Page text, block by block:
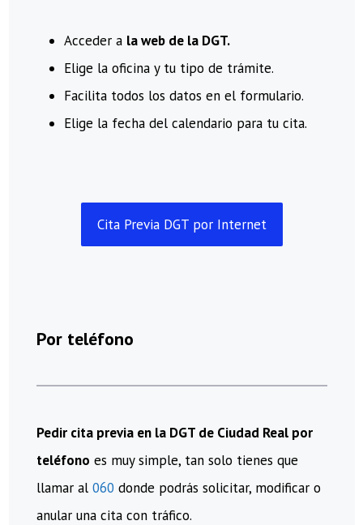
Acceder a la web de la DGT.
Elige la oficina y tu tipo de trámite.
Facilita todos los datos en el formulario.
Elige la fecha del calendario para tu cita.
Cita Previa DGT por Internet
Por teléfono
Pedir cita previa en la DGT de Ciudad Real por
teléfono es muy simple, tan solo tienes que
llamar al 060 donde podrás solicitar, modificar o
anular una cita con tráfico.